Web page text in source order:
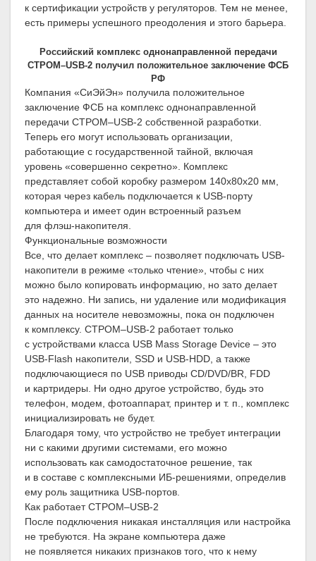
к сертификации устройств у регуляторов. Тем не менее,
есть примеры успешного преодоления и этого барьера.
Российский комплекс однонаправленной передачи
СТРОМ–USB-2 получил положительное заключение ФСБ
РФ
Компания «СиЭйЭн» получила положительное
заключение ФСБ на комплекс однонаправленной
передачи СТРОМ–USB-2 собственной разработки.
Теперь его могут использовать организации,
работающие с государственной тайной, включая
уровень «совершенно секретно». Комплекс
представляет собой коробку размером 140х80х20 мм,
которая через кабель подключается к USB-порту
компьютера и имеет один встроенный разъем
для флэш-накопителя.
Функциональные возможности
Все, что делает комплекс – позволяет подключать USB-
накопители в режиме «только чтение», чтобы с них
можно было копировать информацию, но зато делает
это надежно. Ни запись, ни удаление или модификация
данных на носителе невозможны, пока он подключен
к комплексу. СТРОМ–USB-2 работает только
с устройствами класса USB Mass Storage Device – это
USB-Flash накопители, SSD и USB-HDD, а также
подключающиеся по USB приводы CD/DVD/BR, FDD
и картридеры. Ни одно другое устройство, будь это
телефон, модем, фотоаппарат, принтер и т. п., комплекс
инициализировать не будет.
Благодаря тому, что устройство не требует интеграции
ни с какими другими системами, его можно
использовать как самодостаточное решение, так
и в составе с комплексными ИБ-решениями, определив
ему роль защитника USB-портов.
Как работает СТРОМ–USB-2
После подключения никакая инсталляция или настройка
не требуются. На экране компьютера даже
не появляется никаких признаков того, что к нему